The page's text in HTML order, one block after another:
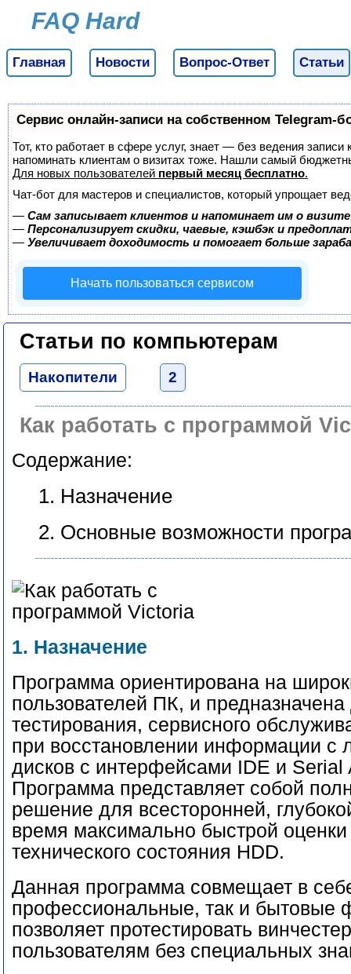
FAQ Hard
Главная Новости Вопрос-Ответ Статьи
Сервис онлайн-записи на собственном Telegram-
Тот, кто работает в сфере услуг, знает — без ведения
напоминать клиентам о визитах тоже. Нашли самый
Для новых пользователей первый месяц бесплатно.
Чат-бот для мастеров и специалистов, который упрощает
— Сам записывает клиентов и напоминает им о
— Персонализирует скидки, чаевые, кэшбэк и
— Увеличивает доходимость и помогает больше
Начать пользоваться сервисом
Статьи по компьютерам
Накопители 2
Как работать с программой
Содержание:
1. Назначение
2. Основные возможности
1. Назначение
Программа ориентирована на
пользователей ПК, и
тестирования, сервисного
при восстановлении информации с
дисков с интерфейсами IDE и Serial
Программа представляет собой
решение для всесторонней,
время максимально быстрой оценки
технического состояния HDD.
Данная программа совмещает в
профессиональные, так и бытовые
позволяет протестировать винчестер
пользователям без специальных